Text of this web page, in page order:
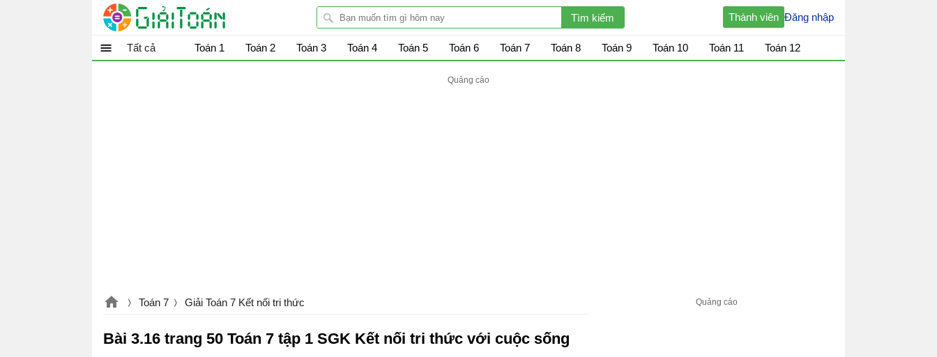
Đăng nhập
Thành viên
Tất cả Toán 1 Toán 2 Toán 3 Toán 4 Toán 5 Toán 6 Toán 7 Toán 8 Toán 9 Toán 10 Toán 11 Toán 12
Toán 7 Giải Toán 7 Kết nối tri thức
Bài 3.16 trang 50 Toán 7 tập 1 SGK Kết nối tri thức với cuộc sống